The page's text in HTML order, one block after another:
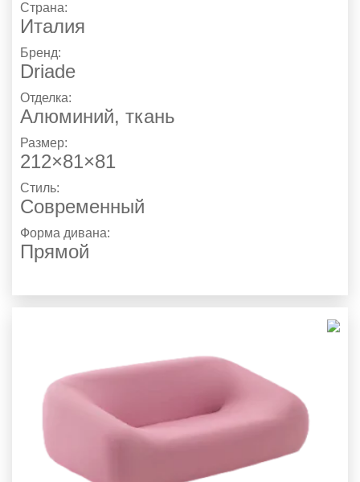
Страна:
Италия
Бренд:
Driade
Отделка:
Алюминий, ткань
Размер:
212×81×81
Стиль:
Современный
Форма дивана:
Прямой